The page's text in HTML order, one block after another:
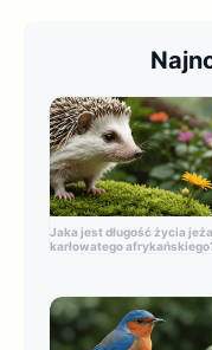
Jaka jest długość życia jeża
karłowatego